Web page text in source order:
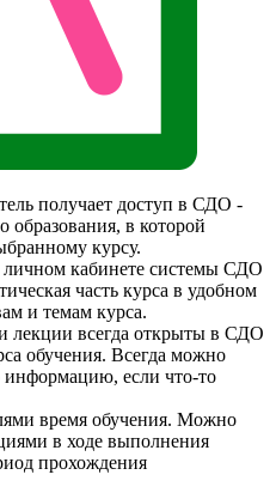
получает доступ в СДО -
образования, в которой
курсу.
личном кабинете системы СДО
часть курса в удобном
и темам курса.
лекции всегда открыты в СДО
обучения. Всегда можно
если что-то
время обучения. Можно
в ходе выполнения
прохождения